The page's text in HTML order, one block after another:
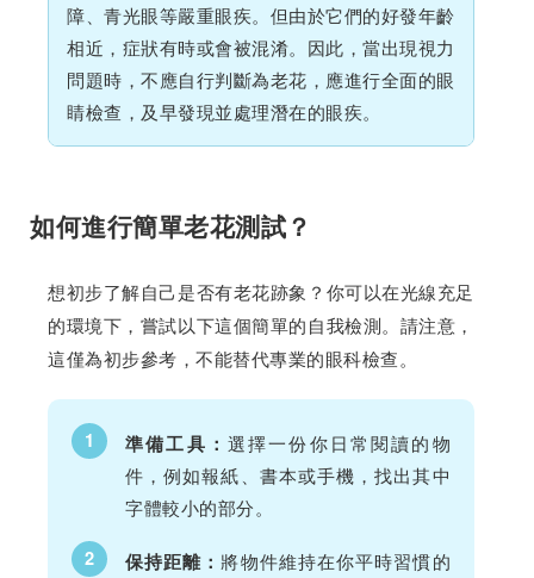
障、青光眼等嚴重眼疾。但由於它們的好發年齡
相近，症狀有時或會被混淆。因此，當出現視力
問題時，不應自行判斷為老花，應進行全面的眼
睛檢查，及早發現並處理潛在的眼疾。
如何進行簡單老花測試？
想初步了解自己是否有老花跡象？你可以在光線充足
的環境下，嘗試以下這個簡單的自我檢測。請注意，
這僅為初步參考，不能替代專業的眼科檢查。
1 準備工具： 選擇一份你日常閱讀的物
件，例如報紙、書本或手機，找出其中
字體較小的部分。
2 保持距離：將物件維持在你平時習慣的